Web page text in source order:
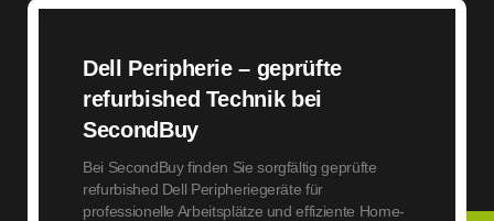
Dell Peripherie – geprüfte
refurbished Technik bei
SecondBuy
Bei SecondBuy finden Sie sorgfältig geprüfte
refurbished Dell Peripheriegeräte für
professionelle Arbeitsplätze und effiziente Home-